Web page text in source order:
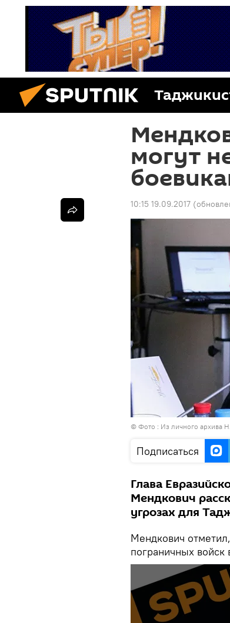
могут
10:15 19.09.2017
© Фото : Из личного архива
Подписаться
Глава
Мендкович
угрозах для
Мендкович
пограничных